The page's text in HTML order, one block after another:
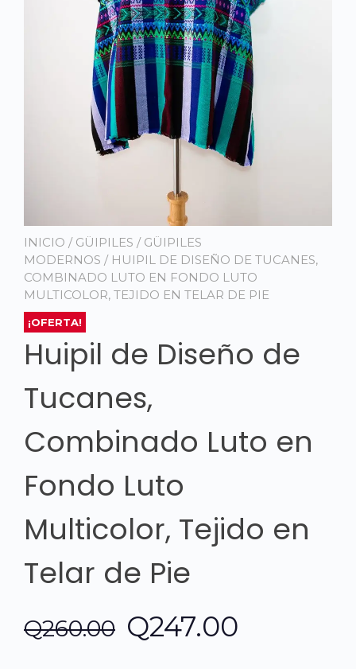
INICIO / GÜIPILES / GÜIPILES
MODERNOS / HUIPIL DE DISEÑO DE TUCANES,
COMBINADO LUTO EN FONDO LUTO
MULTICOLOR, TEJIDO EN TELAR DE PIE
¡OFERTA!
Huipil de Diseño de
Tucanes,
Combinado Luto en
Fondo Luto
Multicolor, Tejido en
Telar de Pie
Q260.00 El
Q247.00